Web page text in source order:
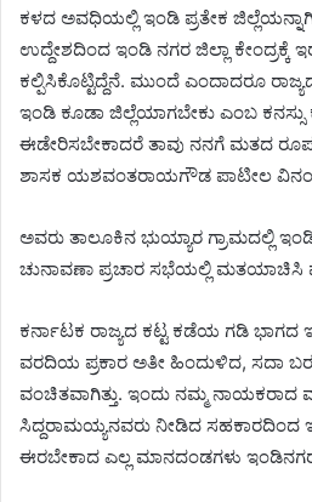
ಕಳದ ಅವಧಿಯಲ್ಲಿ ಇಂಡಿ ಪ್ರತೇಕ
ಉದ್ದೇಶದಿಂದ ಇಂಡಿ ನಗರ ಜಿಲ್ಲಾ
ಕಲ್ಪಿಸಿಕೊಟ್ಟಿದ್ದೆನೆ. ಮುಂದೆ ಎಂದಾದರೂ
ಇಂಡಿ ಕೂಡಾ ಜಿಲ್ಲೆಯಾಗಬೇಕು ಎಂಬ ಕನಸ್ಸು
ಈಡೇರಿಸಬೇಕಾದರೆ ತಾವು ನನಗೆ ಮತದ
ಶಾಸಕ ಯಶವಂತರಾಯಗೌಡ ಪಾಟೀಲ
ಅವರು ತಾಲೂಕಿನ ಭುಯ್ಯಾರ ಗ್ರಾಮದಲ್ಲಿ
ಚುನಾವಣಾ ಪ್ರಚಾರ ಸಭೆಯಲ್ಲಿ ಮತಯಾಚಿಸಿ
ಕರ್ನಾಟಕ ರಾಜ್ಯದ ಕಟ್ಟ ಕಡೆಯ ಗಡಿ ಭಾಗದ
ವರದಿಯ ಪ್ರಕಾರ ಅತೀ ಹಿಂದುಳಿದ, ಸದಾ
ವಂಚಿತವಾಗಿತ್ತು. ಇಂದು ನಮ್ಮ ನಾಯಕರಾದ
ಸಿದ್ದರಾಮಯ್ಯನವರು ನೀಡಿದ ಸಹಕಾರದಿಂದ
ಈರಬೇಕಾದ ಎಲ್ಲ ಮಾನದಂಡಗಳು